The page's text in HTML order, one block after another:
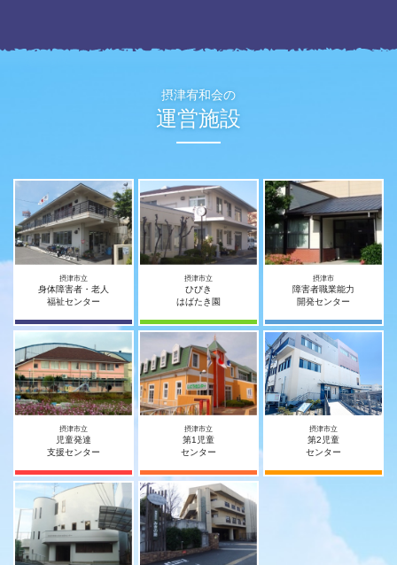
摂津宥和会の
運営施設
摂津市立
身体障害者・老人
福祉センター
摂津市立
ひびき
はばたき園
摂津市
障害者職業能力
開発センター
摂津市立
児童発達
支援センター
摂津市立
第1児童
センター
摂津市立
第2児童
センター